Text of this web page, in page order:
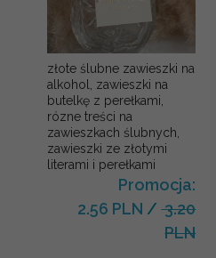
złote ślubne zawieszki na
alkohol, zawieszki na
butelkę z perełkami,
rózne treści na
zawieszkach ślubnych,
zawieszki ze złotymi
literami i perełkami
Promocja:
2.56 PLN /3.20
PLN